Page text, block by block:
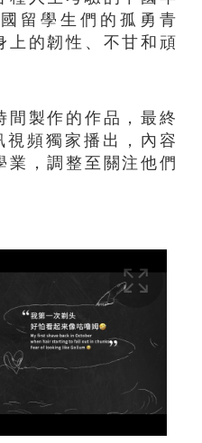
留學生們的孤勇青
上的韌性、不甘和頑
製作的作品，最終
頻獨家播出，內容
業，調整至關注他們